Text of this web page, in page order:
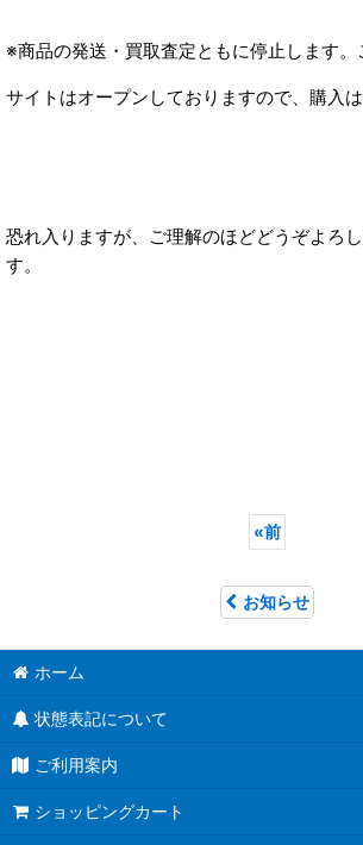
※商品の発送・買取査定ともに停止します。
サイトはオープンしておりますので、購入
恐れ入りますが、ご理解のほどどうぞよろ
す。
«前
お知らせ
ホーム
状態表記について
ご利用案内
ショッピングカート